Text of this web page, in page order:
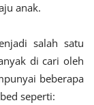
anak.
salah satu
di cari oleh
beberapa
seperti: